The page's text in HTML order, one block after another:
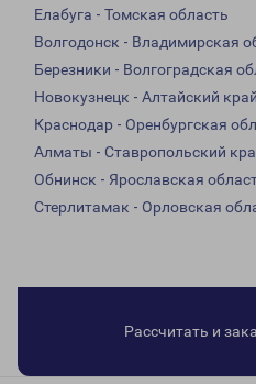
Елабуга - Томская область
Волгодонск - Владимирская
Березники - Волгоградская
Новокузнецк - Алтайский край
Краснодар - Оренбургская
Алматы - Ставропольский
Обнинск - Ярославская
Стерлитамак - Орловская
Рассчитать и